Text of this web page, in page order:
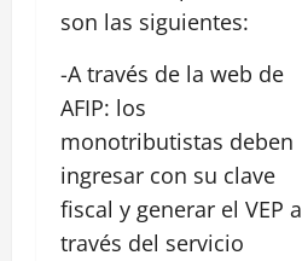
son las siguientes:
-A través de la web de
AFIP: los
monotributistas deben
ingresar con su clave
fiscal y generar el VEP a
través del servicio